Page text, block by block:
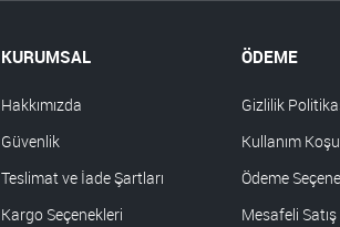
KURUMSAL
Hakkımızda
Güvenlik
Teslimat ve İade Şartları
Kargo Seçenekleri
ÖDEME
Gizlilik
Kullanım
Ödeme
Mesafeli